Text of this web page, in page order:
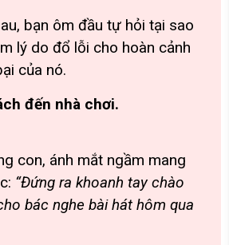
bạn ôm đầu tự hỏi tại sao
lý do đổ lỗi cho hoàn cảnh
của nó.
đến nhà chơi.
con, ánh mắt ngầm mang
“Đứng ra khoanh tay chào
bác nghe bài hát hôm qua